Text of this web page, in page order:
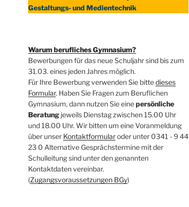
Gestaltungs- und Medientechnik
Warum berufliches Gymnasium?
Bewerbungen für das neue Schuljahr sind bis zum
31.03. eines jeden Jahres möglich.
Für Ihre Bewerbung verwenden Sie bittedieses
Formular. Haben Sie Fragen zum Beruflichen
Gymnasium, dann nutzen Sie einepersönliche
Beratung jeweils Dienstag zwischen 15.00 Uhr
und 18.00 Uhr. Wir bitten um eine Voranmeldung
über unser Kontaktformularoder unter 0341 - 9 44
23 0 Alternative Gesprächstermine mit der
Schulleitung sind unter den genannten
Kontaktdaten vereinbar.
(Zugangsvoraussetzungen BGy)